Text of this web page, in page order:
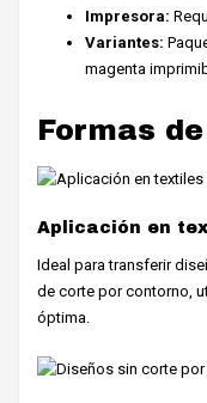
Impresora:
Variantes:
magenta
Formas
Aplicación en
Ideal para transferir
de corte por contorno,
óptima.